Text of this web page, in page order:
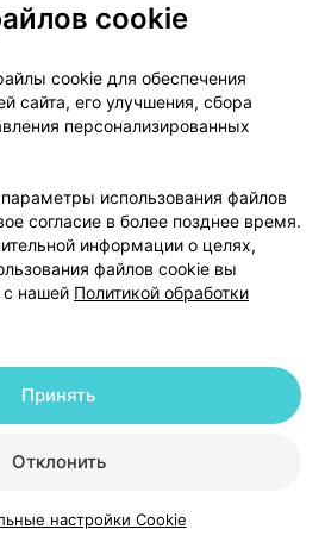
КорзинаИзбранноеПрофиль
Мадопар® может
могут возникнуть
признаков, а также без
должны быть
риске развития этих
нужно предостеречь от
и работы с другими
чувствуют сонливость,
либо эпизодов
дозу или отменить
«Влияние на способность
средствами и работать
зависимости или
cookie
cookie для обеспечения
сайта, его улучшения, сбора
персонализированных
использования файлов
согласие в более позднее время.
информации о целях,
файлов cookie вы
с нашей Политикой обработки
Отклонить
Принять
настройки Cookie